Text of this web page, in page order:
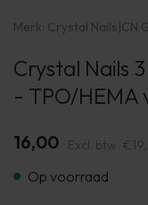
Merk: Crystal Nails|CN
Crystal Nails
- TPO/HEMA
16,00 Excl. btw
Op voorraad